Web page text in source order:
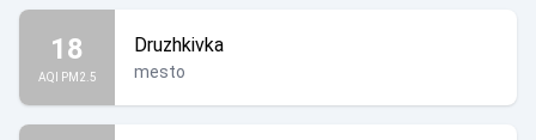
18
AQI PM2.5
Druzhkivka
mesto